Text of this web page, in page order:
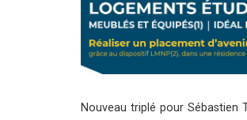
Nouveau triplé pour Sébastien